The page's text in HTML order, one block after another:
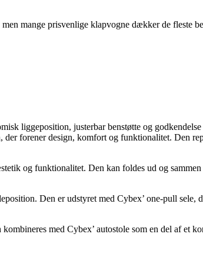
mange prisvenlige klapvogne dækker de fleste
liggeposition, justerbar benstøtte og godkendelse
forener design, komfort og funktionalitet. Den
og funktionalitet. Den kan foldes ud og sammen
Den er udstyret med Cybex’ one-pull sele,
med Cybex’ autostole som en del af et